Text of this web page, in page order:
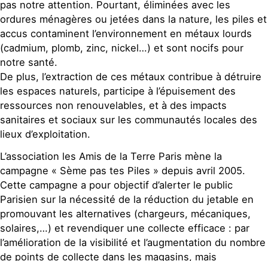
pas notre attention. Pourtant, éliminées avec les
ordures ménagères ou jetées dans la nature, les piles et
accus contaminent l’environnement en métaux lourds
(cadmium, plomb, zinc, nickel…) et sont nocifs pour
notre santé.
De plus, l’extraction de ces métaux contribue à détruire
les espaces naturels, participe à l’épuisement des
ressources non renouvelables, et à des impacts
sanitaires et sociaux sur les communautés locales des
lieux d’exploitation.
L’association les Amis de la Terre Paris mène la
campagne « Sème pas tes Piles » depuis avril 2005.
Cette campagne a pour objectif d’alerter le public
Parisien sur la nécessité de la réduction du jetable en
promouvant les alternatives (chargeurs, mécaniques,
solaires,…) et revendiquer une collecte efficace : par
l’amélioration de la visibilité et l’augmentation du nombre
de points de collecte dans les magasins, mais